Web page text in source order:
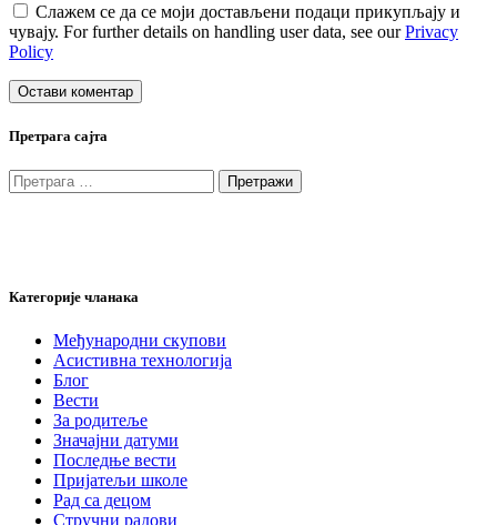
Слажем се да се моји достављени подаци прикупљају и
чувају. For further details on handling user data, see ourPrivacy
Policy
Претрага сајта
Претрага
за:
Категорије чланака
Међународни скупови
Асистивна технологија
Блог
Вести
За родитеље
Значајни датуми
Последње вести
Пријатељи школе
Рад са децом
Стручни радови